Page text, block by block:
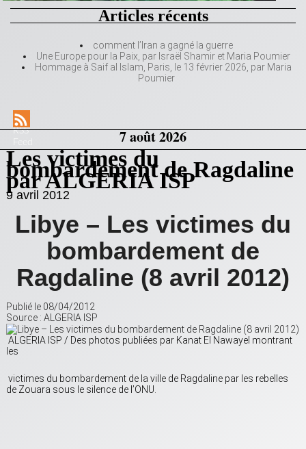
Articles récents
comment l’Iran a gagné la guerre
Une Europe pour la Paix, par Israël Shamir et Maria Poumier
Hommage à Saif al Islam, Paris, le 13 février 2026, par Maria
Poumier
RSS
7 août 2026
Les victimes du
bombardement de Ragdaline
par ALGERIA ISP
9 avril 2012
Libye – Les victimes du
bombardement de
Ragdaline (8 avril 2012)
Publié le 08/04/2012
Source : ALGERIA ISP
ALGERIA ISP / Des photos publiées par Kanat El Nawayel montrant
les
victimes du bombardement de la ville de Ragdaline par les rebelles
de Zouara sous le silence de l’ONU.